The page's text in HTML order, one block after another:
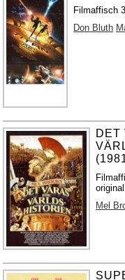
Filmaffisch
Don Bluth
DET
original
Mel